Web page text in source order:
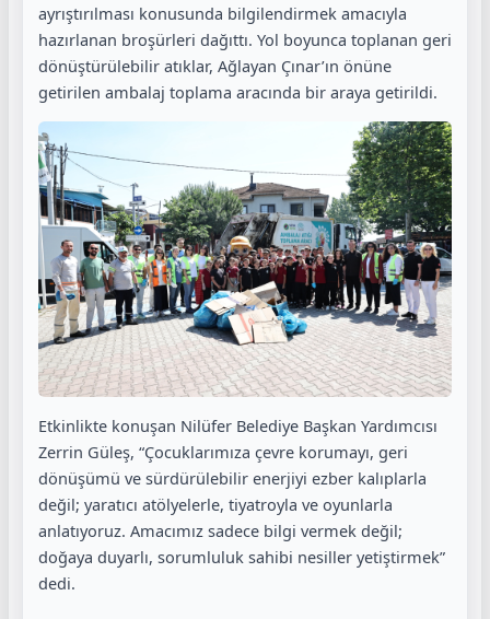
ayrıştırılması konusunda bilgilendirmek amacıyla
hazırlanan broşürleri dağıttı. Yol boyunca toplanan geri
dönüştürülebilir atıklar, Ağlayan Çınar’ın önüne
getirilen ambalaj toplama aracında bir araya getirildi.
Etkinlikte konuşan Nilüfer Belediye Başkan Yardımcısı
Zerrin Güleş, “Çocuklarımıza çevre korumayı, geri
dönüşümü ve sürdürülebilir enerjiyi ezber kalıplarla
değil; yaratıcı atölyelerle, tiyatroyla ve oyunlarla
anlatıyoruz. Amacımız sadece bilgi vermek değil;
doğaya duyarlı, sorumluluk sahibi nesiller yetiştirmek”
dedi.